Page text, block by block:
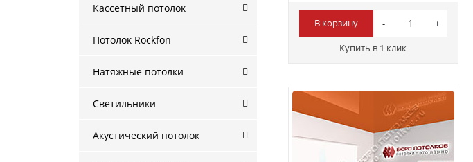
Кассетный потолок
Потолок Rockfon
Натяжные потолки
Светильники
Акустический потолок
В корзину
Купить в 1 клик